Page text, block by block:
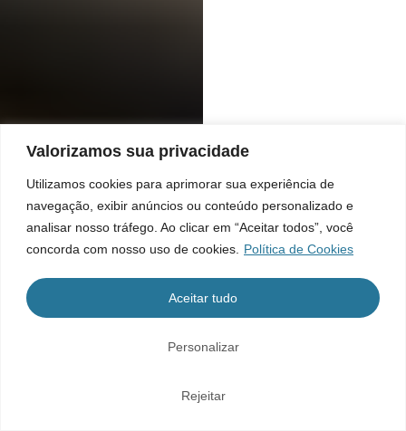
Valorizamos sua privacidade
Utilizamos cookies para aprimorar sua experiência de
navegação, exibir anúncios ou conteúdo personalizado e
analisar nosso tráfego. Ao clicar em “Aceitar todos”, você
concorda com nosso uso de cookies.
Política de Cookies
Personalizar
Rejeitar
Aceitar tudo